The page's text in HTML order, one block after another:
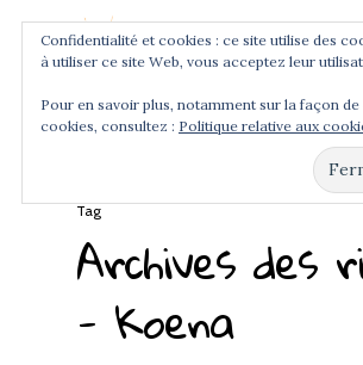
Hit enter to search or ESC
Tag
Archives des
- Koena
Confidentialité et cookies : ce site utilise des
à utiliser ce site Web, vous acceptez leur
Pour en savoir plus, notamment sur la façon
cookies, consultez : Politique relative aux